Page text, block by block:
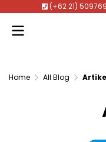
(+62 21)
Home All Blog